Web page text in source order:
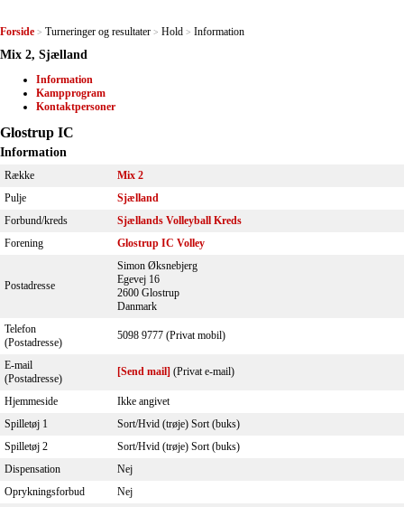
Forside > Turneringer og resultater > Hold > Information
Mix 2, Sjælland
Information
Kampprogram
Kontaktpersoner
Glostrup IC
Information
Række
Mix 2
Pulje
Sjælland
Forbund/kreds
Sjællands Volleyball Kreds
Forening
Glostrup IC Volley
Postadresse
Simon Øksnebjerg
Egevej 16
2600 Glostrup
Danmark
Telefon
(Postadresse)
5098 9777 (Privat mobil)
E-mail
(Postadresse)
[Send mail] (Privat e-mail)
Hjemmeside
Ikke angivet
Spilletøj 1
Sort/Hvid (trøje) Sort (buks)
Spilletøj 2
Sort/Hvid (trøje) Sort (buks)
Dispensation
Nej
Oprykningsforbud
Nej